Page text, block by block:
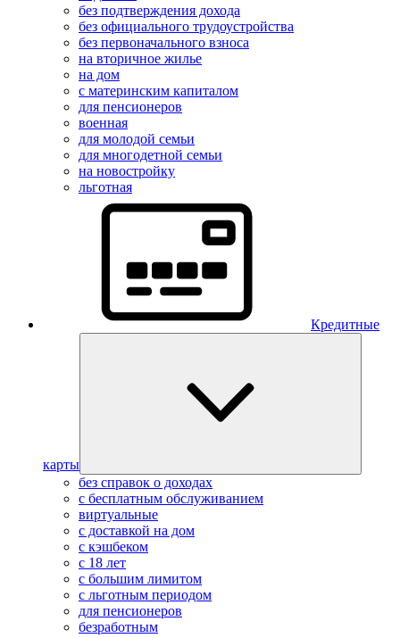
без подтверждения дохода
без официального трудоустройства
без первоначального взноса
на вторичное жилье
на дом
с материнским капиталом
для пенсионеров
военная
для молодой семьи
для многодетной семьи
на новостройку
льготная
Кредитные
карты
без справок о доходах
с бесплатным обслуживанием
виртуальные
с доставкой на дом
с кэшбеком
с 18 лет
с большим лимитом
с льготным периодом
для пенсионеров
безработным